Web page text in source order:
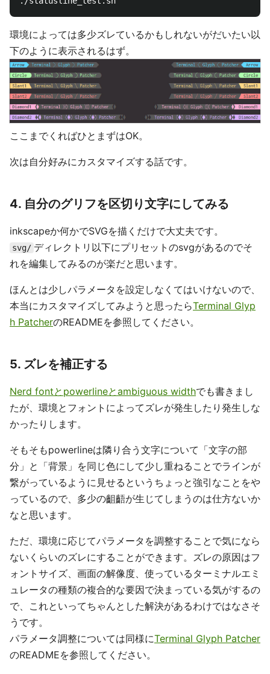
環境によっては多少ズレているかもしれないがだいたい以
下のように表示されるはず。
ここまでくればひとまずはOK。
次は自分好みにカスタマイズする話です。
4. 自分のグリフを区切り文字にしてみる
inkscapeか何かでSVGを描くだけで大丈夫です。
svg/ ディレクトリ以下にプリセットのsvgがあるのでそ
れを編集してみるのが楽だと思います。
ほんとは少しパラメータを設定しなくてはいけないので、
本当にカスタマイズしてみようと思ったらTerminal Glyp
h PatcherのREADMEを参照してください。
5. ズレを補正する
Nerd fontとpowerlineとambiguous widthでも書きまし
たが、環境とフォントによってズレが発生したり発生しな
かったりします。
そもそもpowerlineは隣り合う文字について「文字の部
分」と「背景」を同じ色にして少し重ねることでラインが
繋がっているように見せるというちょっと強引なことをや
っているので、多少の齟齬が生じてしまうのは仕方ないか
なと思います。
ただ、環境に応じてパラメータを調整することで気になら
ないくらいのズレにすることができます。ズレの原因はフ
ォントサイズ、画面の解像度、使っているターミナルエミ
ュレータの種類の複合的な要因で決まっている気がするの
で、これといってちゃんとした解決があるわけではなさそ
うです。
パラメータ調整については同様にTerminal Glyph Patcher
のREADMEを参照してください。